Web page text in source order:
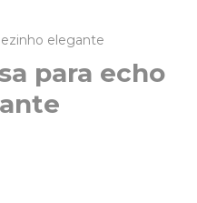
elegante
para echo